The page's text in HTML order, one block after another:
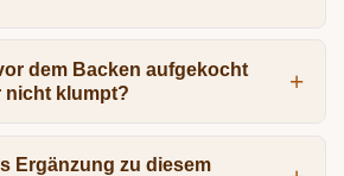
dem Backen aufgekocht
nicht klumpt?
Ergänzung zu diesem